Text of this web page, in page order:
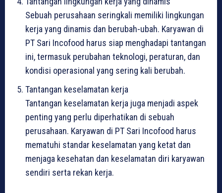
Sebuah perusahaan seringkali memiliki lingkungan
kerja yang dinamis dan berubah-ubah. Karyawan di
PT Sari Incofood harus siap menghadapi tantangan
ini, termasuk perubahan teknologi, peraturan, dan
kondisi operasional yang sering kali berubah.
Tantangan keselamatan kerja
Tantangan keselamatan kerja juga menjadi aspek
penting yang perlu diperhatikan di sebuah
perusahaan. Karyawan di PT Sari Incofood harus
mematuhi standar keselamatan yang ketat dan
menjaga kesehatan dan keselamatan diri karyawan
sendiri serta rekan kerja.